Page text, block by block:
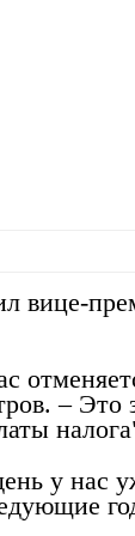
вице-
– Это
у нас